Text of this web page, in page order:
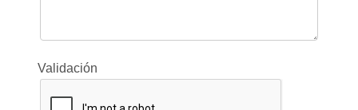
Validación